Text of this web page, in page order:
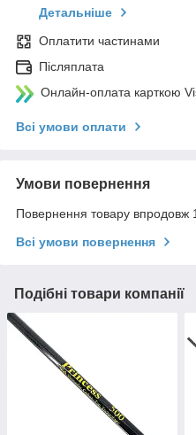
Детальніше
Оплатити частинами
Післяплата
Онлайн-оплата карткою
Всі умови оплати
Умови повернення
Повернення товару впродовж
Всі умови повернення
Подібні товари компанії